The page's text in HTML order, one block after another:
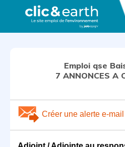
Emploi qse
7 ANNONCES A
Créer une alerte e-mail